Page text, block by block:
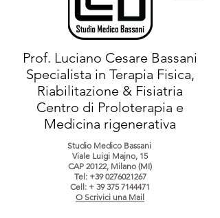
Prof. Luciano Cesare Bassani
Specialista in Terapia Fisica,
Riabilitazione & Fisiatria
Centro di Proloterapia e
Medicina rigenerativa
Studio Medico Bassani
Viale Luigi Majno, 15
CAP 20122, Milano (MI)
Tel: +39 0276021267
Cell: + 39 375 7144471
O Scrivici una Mail